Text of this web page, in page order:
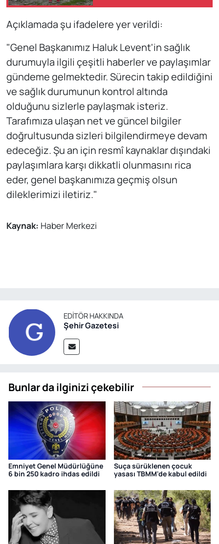
güçlü ortaklıklarla
Açıklamada şu ifadelere yer verildi:
"Genel Başkanımız Haluk Levent'in sağlık
durumuyla ilgili çeşitli haberler ve paylaşımlar
gündeme gelmektedir. Sürecin takip edildiğini
ve sağlık durumunun kontrol altında
olduğunu sizlerle paylaşmak isteriz.
Tarafımıza ulaşan net ve güncel bilgiler
doğrultusunda sizleri bilgilendirmeye devam
edeceğiz. Şu an için resmî kaynaklar dışındaki
paylaşımlara karşı dikkatli olunmasını rica
eder, genel başkanımıza geçmiş olsun
dileklerimizi iletiriz."
Kaynak: Haber Merkezi
EDITÖR HAKKINDA
Şehir Gazetesi
Bunlar da ilginizi çekebilir
Emniyet Genel Müdürlüğüne
6 bin 250 kadro ihdas edildi
Suça sürüklenen çocuk
yasası TBMM'de kabul edildi